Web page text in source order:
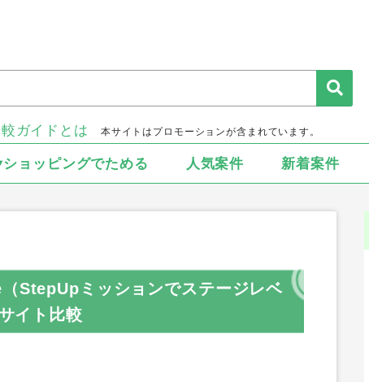
ガイドとは 本サイトはプロモーションが含まれています。
ショッピングでためる 人気案件 新着案件
ミッションでステージレベ
イト比較